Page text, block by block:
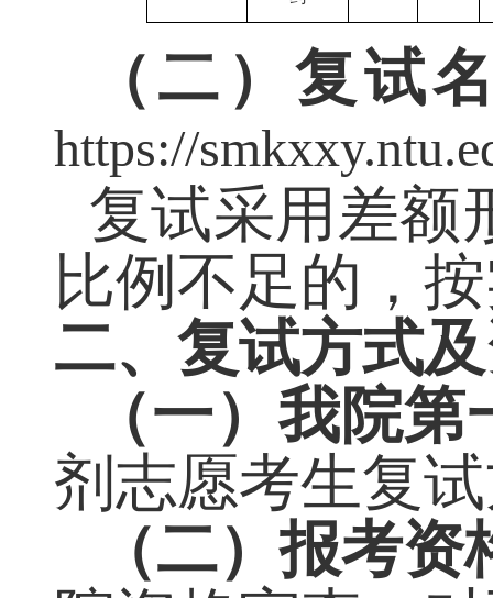
药
（二）复试
https://
复试采用差额
比例不足的，
二、复试方式
（一）我院第
剂志愿考生复
（二）报考资